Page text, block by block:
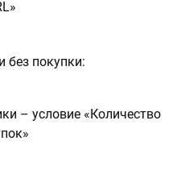
без покупки: